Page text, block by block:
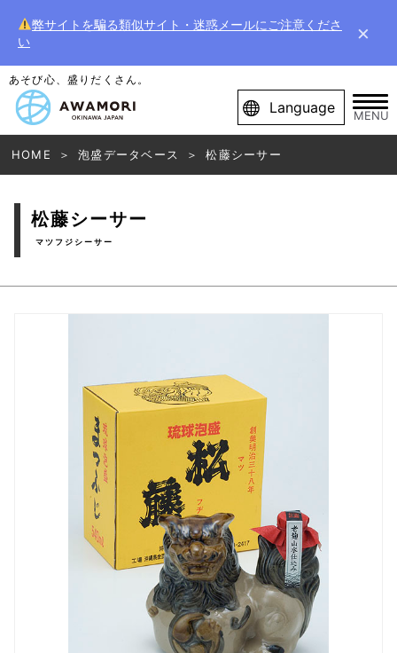
弊サイトを騙る類似サイト・迷惑メールにご注意くださ
い
×
あそび心、盛りだくさん。
Language MENU
HOME 泡盛データベース 松藤シーサー
松藤シーサー
マツフジシーサー